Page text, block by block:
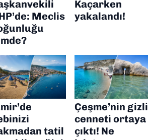
Meclis
Kaçarken
yakalandı!
tatil
Çeşme’nin gizli
cenneti ortaya
çıktı! Ne